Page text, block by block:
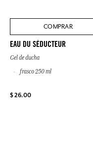
COMPRAR
EAU DU SÉDUCTEUR
Gel de ducha
frasco 250 ml
$ 26.00